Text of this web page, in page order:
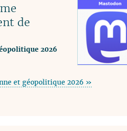
de
2026
et géopolitique 2026 »